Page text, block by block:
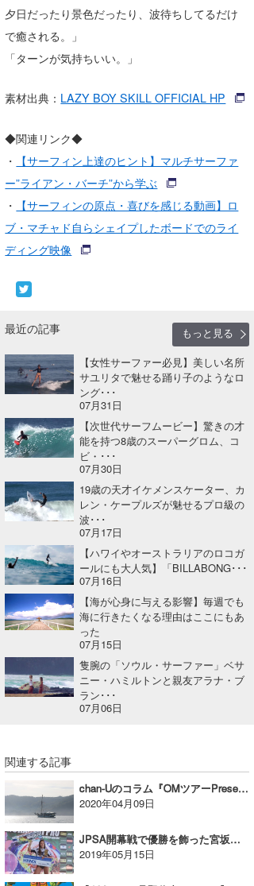
夕日だったり景色だったり、波待ちしてるだけ
で癒される。」
「ターンが気持ちいい。」
素材出典： LAZY BOY SKILL OFFICIAL HP
◆関連リンク◆
・
【サーフィン上達のヒント】マルチサーファ
ー”ライアン・バーチ”から学ぶ
・
【サーフィンの原点・喜びを感じる動画】ロ
ブ・マチャド自らシェイプしたボードでのライ
ディング映像
最近の記事
もっと見る
【女性サーファー必見】美しい名所
サユリタで魅せる踊り子のようなロ
ング･･･
07月31日
【次世代サーフムービー】驚きの才
能を持つ8歳のスーパーグロム、コ
ビ・･･･
07月30日
19歳の天才イケメンスケーター、カ
レン・ケープルズが魅せるプロ級の
波･･･
07月17日
【ハワイやオーストラリアのロコガ
ールにも大人気】「BILLABONG･･･
07月16日
【海が心身に与える影響】毎週でも
海に行きたくなる理由はここにもあ
った
07月15日
隻腕の「ソウル・サーファー」ベサ
ニー・ハミルトンと親友アラナ・ブ
ラン･･･
07月06日
関連する記事
chan-Uのコラム『OMツアーPresents ～これでいいのだ～SAMASAMA号スンバボートトリップ・1』
2020年04月09日
JPSA開幕戦で優勝を飾った宮坂麻衣子プロに波伝説単独インタビュー！
2019年05月15日